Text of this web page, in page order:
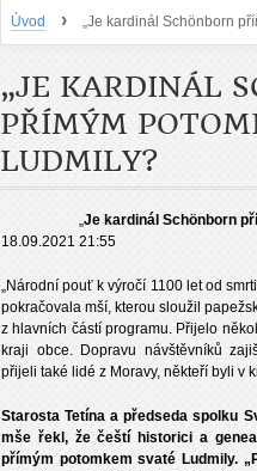
Úvod › „Je kardinál Schönborn
„JE KARDINÁL
PŘÍMÝM
LUDMILY?
„Je kardinál Schönborn
18.09.2021 21:55
„Národní pouť k výročí 1100 let od
pokračovala mší, kterou sloužil
z hlavních částí programu. Přijelo
kraji obce. Dopravu návštěvníků
přijeli také lidé z Moravy, někteří byli v
Starosta Tetína a předseda spolku
mše řekl, že čeští historici a
přímým potomkem svaté Ludmily.